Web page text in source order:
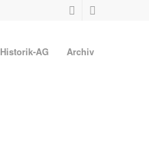
Historik-AG Archiv